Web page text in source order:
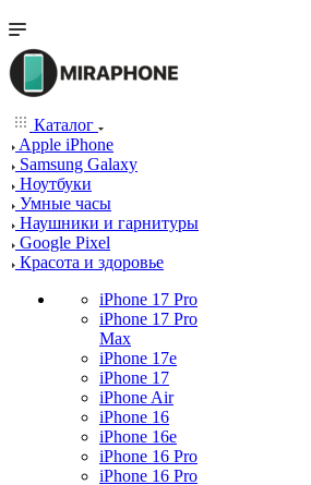
Каталог
Apple iPhone
Samsung Galaxy
Ноутбуки
Умные часы
Наушники и гарнитуры
Google Pixel
Красота и здоровье
iPhone 17 Pro
iPhone 17 Pro
Max
iPhone 17e
iPhone 17
iPhone Air
iPhone 16
iPhone 16e
iPhone 16 Pro
iPhone 16 Pro